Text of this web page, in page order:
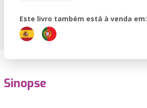
Este livro também está à venda em:
Sinopse